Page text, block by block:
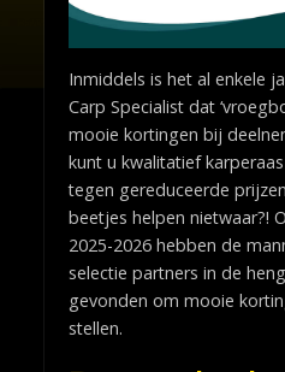
Inmiddels is het al enkele
Carp Specialist dat
mooie kortingen bij
kunt u kwalitatief
tegen gereduceerde
beetjes helpen nietwaar?!
2025-2026 hebben de
selectie partners in de
gevonden om mooie
stellen.